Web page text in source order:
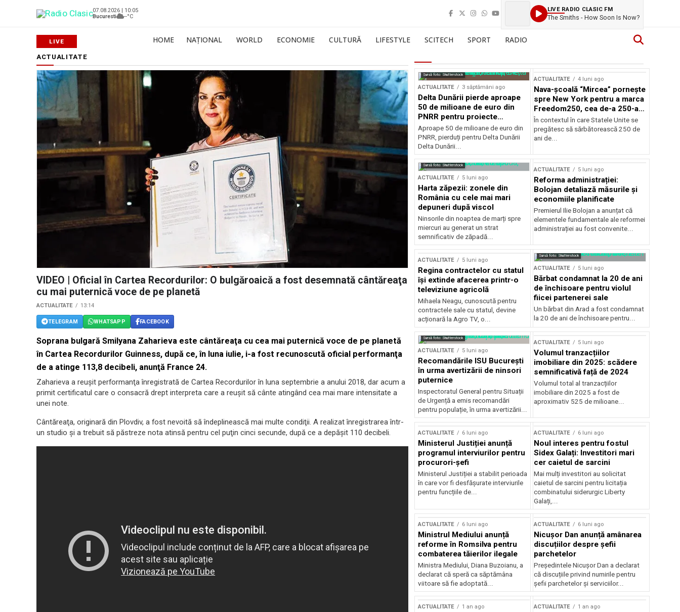
07.08.2026 | 10:05
Bucuresti
--°C
LIVE RADIO CLASIC FM
The Smiths - How Soon Is Now?
HOME NAȚIONAL WORLD ECONOMIE CULTURĂ LIFESTYLE SCITECH SPORT RADIO
ACTUALITATE
VIDEO | Oficial în Cartea Recordurilor: O bulgăroaică a fost desemnată cântăreaţa
cu mai puternică voce de pe planetă
ACTUALITATE 13:14
TELEGRAM WHATSAPP FACEBOOK
Soprana bulgară Smilyana Zaharieva este cântăreaţa cu cea mai puternică voce de pe planetă
în Cartea Recordurilor Guinness, după ce, în luna iulie, i-a fost recunoscută oficial performanţa
de a atinge 113,8 decibeli, anunţă France 24.
Zaharieva a reuşit performanţa înregistrată de Cartea Recordurilor în luna septembrie a anului 2018, dar acum a
primit certificatul care o consacră drept interpreta care a reuşit să cânte atingând cea mai mare intensitate a
unei note.
Cântăreaţa, originară din Plovdiv, a fost nevoită să îndeplinească mai multe condiţii. A realizat înregistrarea într-
un studio şi a trebuit să păstreze nota atinsă pentru cel puţin cinci secunde, după ce a depăşit 110 decibeli.
Sursă foto: Shutterstock
ACTUALITATE 3 săptămâni ago
Delta Dunării pierde aproape
50 de milioane de euro din
PNRR pentru proiecte
esențiale
Aproape 50 de milioane de euro din
PNRR, pierduți pentru Delta Dunării
Delta Dunării...
ACTUALITATE 4 luni ago
Nava-școală “Mircea” pornește
spre New York pentru a marca
Freedom250, cea de-a 250-a
aniversare a Statelor Unite
În contextul în care Statele Unite se
pregătesc să sărbătorească 250 de
ani de...
Sursă foto: Shutterstock
ACTUALITATE 5 luni ago
Harta zăpezii: zonele din
România cu cele mai mari
depuneri după viscol
Ninsorile din noaptea de marți spre
miercuri au generat un strat
semnificativ de zăpadă...
ACTUALITATE 5 luni ago
Reforma administrației:
Bolojan detaliază măsurile și
economiile planificate
Premierul Ilie Bolojan a anunțat că
elementele fundamentale ale reformei
administrației au fost convenite...
ACTUALITATE 5 luni ago
Regina contractelor cu statul
își extinde afacerea printr-o
televiziune agricolă
Mihaela Neagu, cunoscută pentru
contractele sale cu statul, devine
acționară la Agro TV, o...
Sursă foto: Shutterstock
ACTUALITATE 5 luni ago
Bărbat condamnat la 20 de ani
de închisoare pentru violul
fiicei partenerei sale
Un bărbat din Arad a fost condamnat
la 20 de ani de închisoare pentru...
Sursă foto: Shutterstock
ACTUALITATE 5 luni ago
Recomandările ISU București
în urma avertizării de ninsori
puternice
Inspectoratul General pentru Situații
de Urgență a emis recomandări
pentru populație, în urma avertizării...
ACTUALITATE 5 luni ago
Volumul tranzacțiilor
imobiliare din 2025: scădere
semnificativă față de 2024
Volumul total al tranzacțiilor
imobiliare din 2025 a fost de
aproximativ 525 de milioane...
ACTUALITATE 6 luni ago
Ministerul Justiției anunță
programul interviurilor pentru
procurori-șefi
Ministerul Justiției a stabilit perioada
în care vor fi desfășurate interviurile
pentru funcțiile de...
ACTUALITATE 6 luni ago
Noul interes pentru fostul
Sidex Galați: Investitori mari
cer caietul de sarcini
Mai mulți investitori au solicitat
caietul de sarcini pentru licitația
combinatului siderurgic Liberty
Galați,...
ACTUALITATE 6 luni ago
Ministrul Mediului anunță
reforme în Romsilva pentru
combaterea tăierilor ilegale
Ministra Mediului, Diana Buzoianu, a
declarat că speră ca săptămâna
viitoare să fie adoptată...
ACTUALITATE 6 luni ago
Nicușor Dan anunță amânarea
discuțiilor despre șefii
parchetelor
Președintele Nicușor Dan a declarat
că discuțiile privind numirile pentru
șefii parchetelor și serviciilor...
ACTUALITATE 1 an ago ACTUALITATE 1 an ago